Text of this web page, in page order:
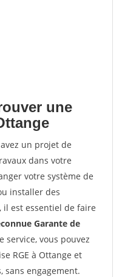
une
un projet de
dans votre
votre système de
installer des
est essentiel de faire
Garante de
service, vous pouvez
RGE à Ottange et
sans engagement.